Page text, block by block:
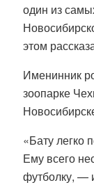
один из
этом
Именинник
зоопарке
«Бату легко
Ему всего
футболку, —